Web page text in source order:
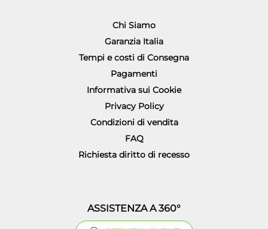
Chi Siamo
Garanzia Italia
Tempi e costi di Consegna
Pagamenti
Informativa sui Cookie
Privacy Policy
Condizioni di vendita
FAQ
Richiesta diritto di recesso
ASSISTENZA A 360°